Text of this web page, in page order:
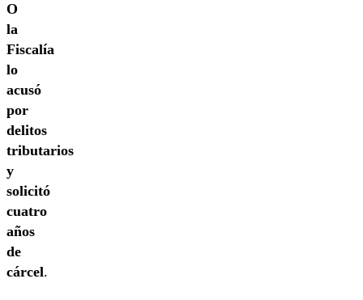
O
la
Fiscalía
lo
acusó
por
delitos
tributarios
y
solicitó
cuatro
años
de
cárcel.